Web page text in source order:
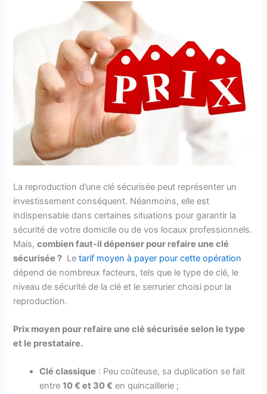
La reproduction d’une clé sécurisée peut représenter un
investissement conséquent. Néanmoins, elle est
indispensable dans certaines situations pour garantir la
sécurité de votre domicile ou de vos locaux professionnels.
Mais,combien faut-il dépenser pour refaire une clé
sécurisée ? Letarif moyen à payer pour cette opération
dépend de nombreux facteurs, tels que le type de clé, le
niveau de sécurité de la clé et le serrurier choisi pour la
reproduction.
Prix moyen pour refaire une clé sécuriséeselon le type
et le prestataire.
Clé classique : Peu coûteuse, sa duplication se fait
entre10€ et 30 € en quincaillerie ;